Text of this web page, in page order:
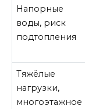
Напорные
воды, риск
подтопления
Тяжёлые
нагрузки,
многоэтажное